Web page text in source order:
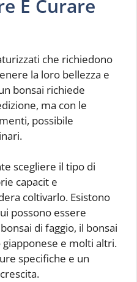
E Curare
che richiedono
la loro bellezza e
bonsai richiede
ma con le
possibile
scegliere il tipo di
capacit e
coltivarlo. Esistono
possono essere
di faggio, il bonsai
e molti altri.
specifiche e un